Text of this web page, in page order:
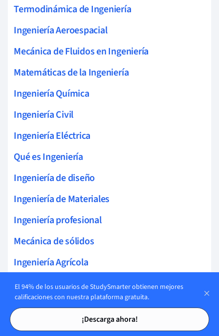
Tarjetas de estudio
Tarjetas de estudio
Termodinámica de Ingeniería
Ingeniería Aeroespacial
Mecánica de Fluidos en Ingeniería
Matemáticas de la Ingeniería
Ingeniería Química
Ingeniería Civil
Ingeniería Eléctrica
Qué es Ingeniería
Ingeniería de diseño
Ingeniería de Materiales
Ingeniería profesional
Mecánica de sólidos
Ingeniería Agrícola
Aviación
Ingeniería Biomédica
Ingeniería Tecnología Minera
El 94% de los usuarios de StudySmarter obtienen mejores
calificaciones con nuestra plataforma gratuita.
¡Descarga ahora!